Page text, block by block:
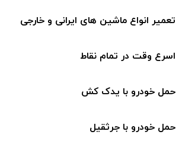
تعمیر انواع ماشین های ایرانی و خارجی
اسرع وقت در تمام نقاط
حمل خودرو با یدک کش
حمل خودرو با جرثقیل